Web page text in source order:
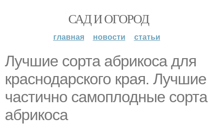
САД И ОГОРОД
главная новости статьи
Лучшие сорта абрикоса для
краснодарского края. Лучшие
частично самоплодные сорта
абрикоса